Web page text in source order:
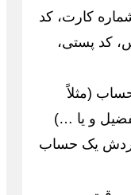
کارت، کد
کد پستی،
(مثلاً
و یا …)
گردش یک حساب